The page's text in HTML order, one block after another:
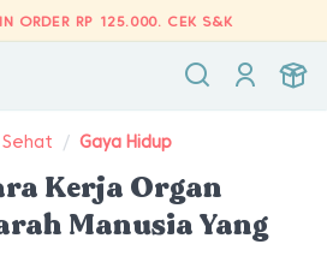
ORDER RP 125.000. CEK S&K
Sehat / Gaya Hidup
Kerja Organ
Manusia Yang